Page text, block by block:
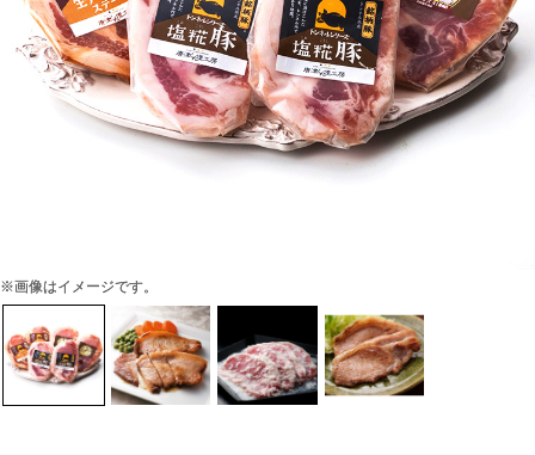
※画像はイメージです。